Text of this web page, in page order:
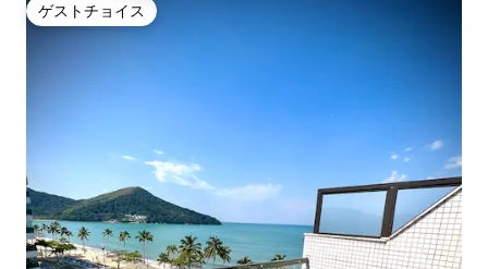
ゲストチョイス
ゲストチョイス